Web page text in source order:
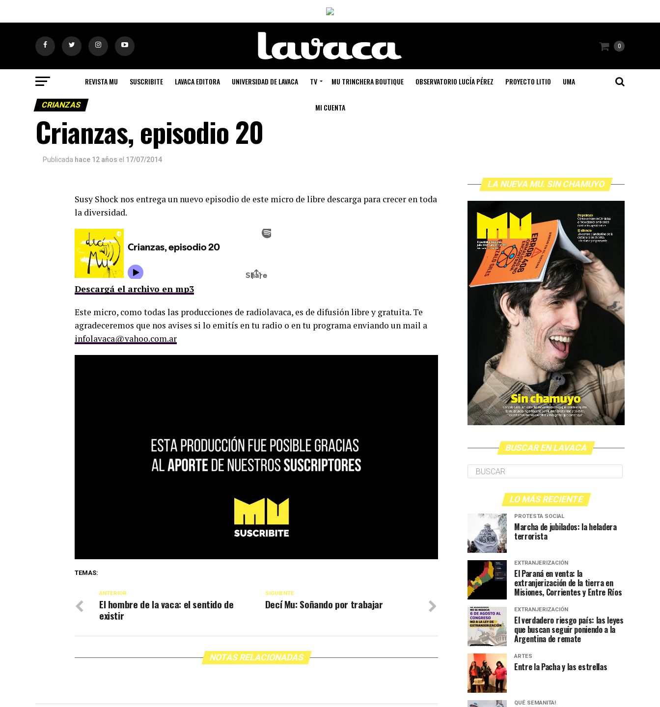
0
REVISTA MU SUSCRIBITE LAVACA EDITORA UNIVERSIDAD DE LAVACA TV MU TRINCHERA BOUTIQUE OBSERVATORIO LUCÍA PÉREZ PROYECTO LITIO UMA
MI CUENTA
CRIANZAS
Crianzas, episodio 20
Publicada hace 12 años el 17/07/2014
Susy Shock nos entrega un nuevo episodio de este micro de libre descarga para crecer en toda
la diversidad.
Descargá el archivo en mp3
Este micro, como todas las producciones de radiolavaca, es de difusión libre y gratuita. Te
agradeceremos que nos avises si lo emití­s en tu radio o en tu programa enviando un mail a
infolavaca@yahoo.com.ar
TEMAS:
SIGUIENTE
Decí Mu: Soñando por trabajar
ANTERIOR
El hombre de la vaca: el sentido de
existir
NOTAS RELACIONADAS
LA NUEVA MU. SIN CHAMUYO
BUSCAR EN LAVACA
LO MÁS RECIENTE
PROTESTA SOCIAL
Marcha de jubilados: la heladera
terrorista
EXTRANJERIZACIÓN
El Paraná en venta: la
extranjerización de la tierra en
Misiones, Corrientes y Entre Ríos
EXTRANJERIZACIÓN
El verdadero riesgo país: las leyes
que buscan seguir poniendo a la
Argentina de remate
ARTES
Entre la Pacha y las estrellas
QUÉ SEMANITA!